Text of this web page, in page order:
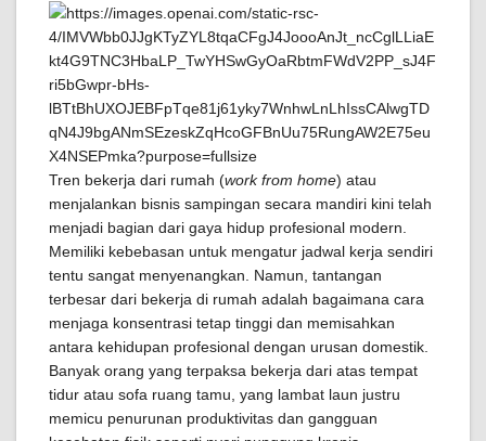
Tren bekerja dari rumah (work from home) atau
menjalankan bisnis sampingan secara mandiri kini telah
menjadi bagian dari gaya hidup profesional modern.
Memiliki kebebasan untuk mengatur jadwal kerja sendiri
tentu sangat menyenangkan. Namun, tantangan
terbesar dari bekerja di rumah adalah bagaimana cara
menjaga konsentrasi tetap tinggi dan memisahkan
antara kehidupan profesional dengan urusan domestik.
Banyak orang yang terpaksa bekerja dari atas tempat
tidur atau sofa ruang tamu, yang lambat laun justru
memicu penurunan produktivitas dan gangguan